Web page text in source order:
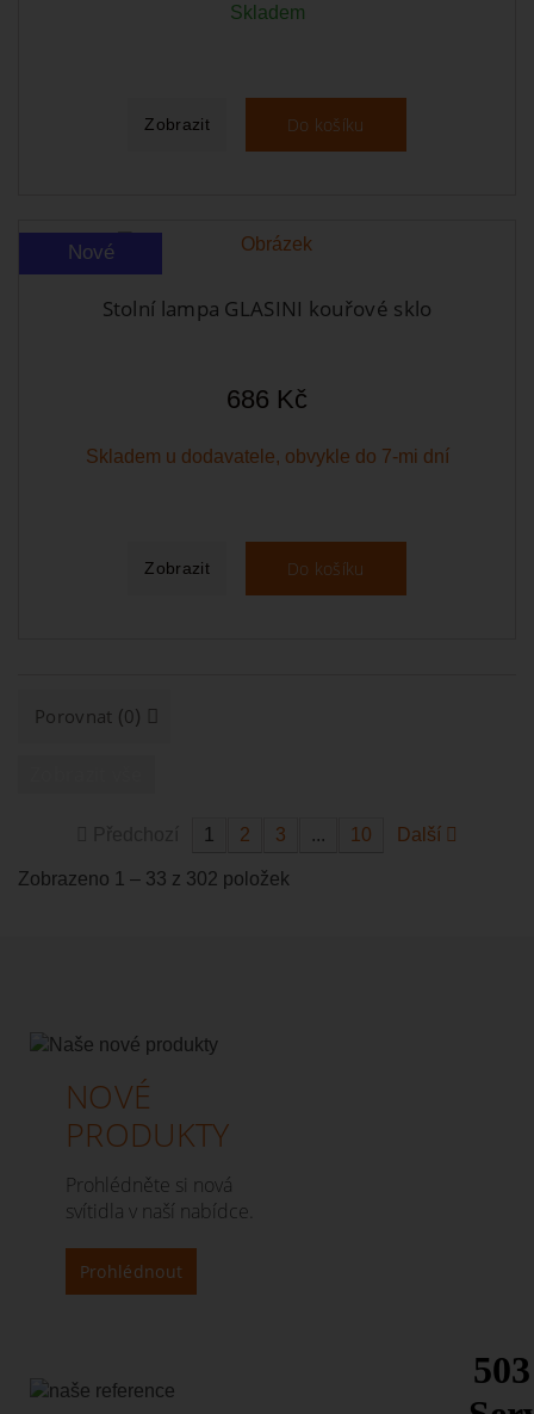
Skladem
Zobrazit Do košíku
Nové
Stolní lampa GLASINI kouřové sklo
686 Kč
Skladem u dodavatele, obvykle do 7-mi dní
Zobrazit Do košíku
Porovnat (0)
1 2 3 ... 10 Další
Zobrazeno 1 – 33 z 302 položek
NOVÉ
PRODUKTY
Prohlédněte si nová
svítidla v naší nabídce.
Prohlédnout